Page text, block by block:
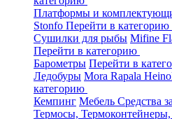
Платформы и
Stonfo Перейти в категорию
Сушилки для рыбы Mifine
Перейти в категорию
Барометры Перейти в
Ледобуры Mora Rapala
категорию
Кемпинг Мебель Средства
Термосы,